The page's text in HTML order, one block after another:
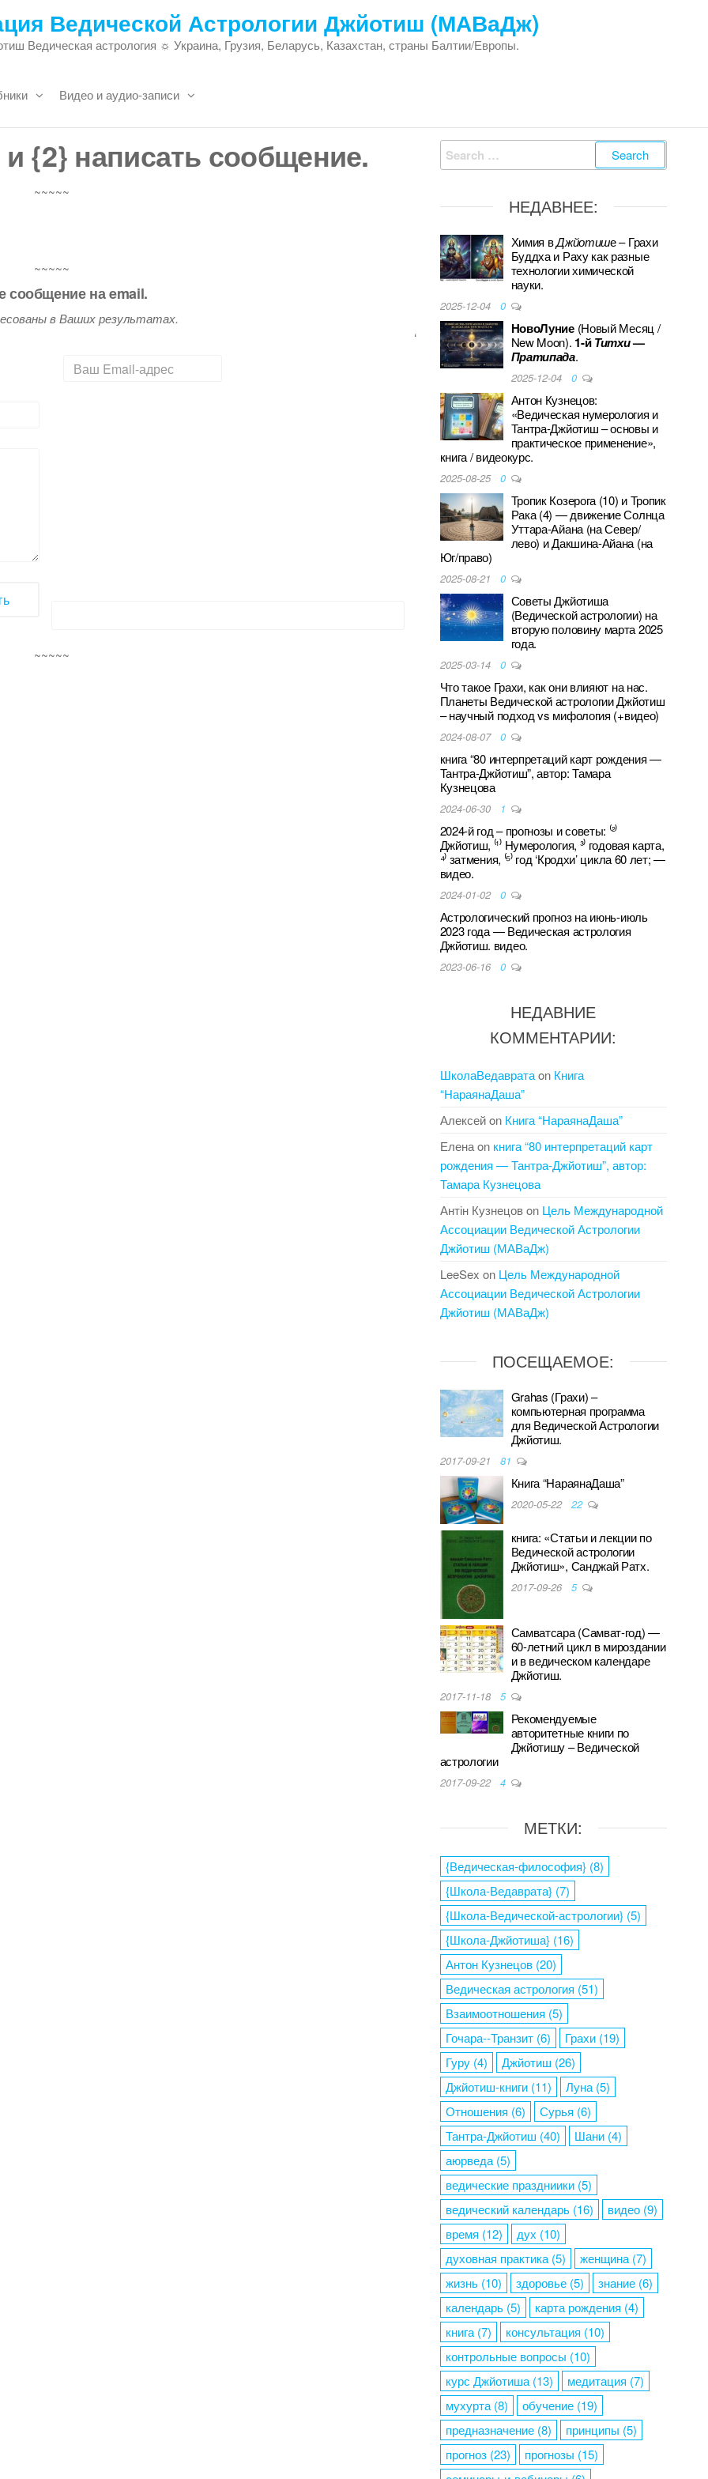
Ведической Астрологии Джйотиш (МАВаДж)
Ведическая астрология ☼ Украина, Грузия, Беларусь, Казахстан, страны Балтии/Европы.
Видео и аудио-записи
{2} написать сообщение.
~~~~~
~~~~~
на email.
в Ваших результатах.
‘
~~~~~
Search
for:
НЕДАВНЕЕ:
Химия вДжйотише – Грахи
Буддха и Раху как разные
технологии химической
науки.
2025-12-04 0
НовоЛуние(Новый Месяц /
New Moon). 1-йТитхи—
Пратипада.
2025-12-04 0
Антон Кузнецов:
«Ведическая нумерология и
Тантра-Джйотиш – основы и
практическое применение»,
книга / видеокурс.
2025-08-25 0
Тропик Козерога (10) и Тропик
Рака (4) — движение Солнца
Уттара-Айана (на Север/
лево) и Дакшина-Айана (на
Юг/право)
2025-08-21 0
Советы Джйотиша
(Ведической астрологии) на
вторую половину марта 2025
года.
2025-03-14 0
Что такое Грахи, как они влияют на нас.
Планеты Ведической астрологии Джйотиш
– научный подход vs мифология (+видео)
2024-08-07 0
книга “80 интерпретаций карт рождения —
Тантра-Джйотиш”, автор: Тамара
Кузнецова
2024-06-30 1
2024-й год – прогнозы и советы: ⁽²⁾
Джйотиш, ⁽¹⁾ Нумерология, ³⁾ годовая карта,
⁴⁾ затмения, ⁽⁵⁾ год ‘Кродхи’ цикла 60 лет; —
видео.
2024-01-02 0
Астрологический прогноз на июнь-июль
2023 года — Ведическая астрология
Джйотиш. видео.
2023-06-16 0
НЕДАВНИЕ
КОММЕНТАРИИ:
ШколаВедавратаon Книга
“НараянаДаша”
Алексейon Книга “НараянаДаша”
Еленаon книга “80 интерпретаций карт
рождения — Тантра-Джйотиш”, автор:
Тамара Кузнецова
Антін Кузнецовon Цель Международной
Ассоциации Ведической Астрологии
Джйотиш (МАВаДж)
LeeSex on Цель Международной
Ассоциации Ведической Астрологии
Джйотиш (МАВаДж)
ПОСЕЩАЕМОЕ:
Grahas (Грахи) –
компьютерная программа
для Ведической Астрологии
Джйотиш.
2017-09-21 81
Книга “НараянаДаша”
2020-05-22 22
книга: «Статьи и лекции по
Ведической астрологии
Джйотиш», Санджай Ратх.
2017-09-26 5
Самватсара (Самват-год) —
60-летний цикл в мироздании
и в ведическом календаре
Джйотиш.
2017-11-18 5
Рекомендуемые
авторитетные книги по
Джйотишу – Ведической
астрологии
2017-09-22 4
МЕТКИ:
{Ведическая-философия} (8)
{Школа-Ведаврата} (7)
{Школа-Ведической-астрологии} (5)
{Школа-Джйотиша} (16)
Антон Кузнецов(20)
Ведическая астрология (51)
Взаимоотношения (5)
Гочара--Транзит(6) Грахи(19)
Гуру(4) Джйотиш (26)
Джйотиш-книги(11) Луна(5)
Отношения (6) Сурья (6)
Тантра-Джйотиш (40) Шани(4)
аюрведа(5)
ведические праздниики(5)
ведический календарь(16) видео(9)
время (12) дух (10)
духовная практика(5) женщина(7)
жизнь(10) здоровье(5) знание(6)
календарь(5) карта рождения (4)
книга(7) консультация (10)
контрольные вопросы (10)
курс Джйотиша(13) медитация (7)
мухурта(8) обучение(19)
предназначение(8) принципы (5)
прогноз(23) прогнозы (15)